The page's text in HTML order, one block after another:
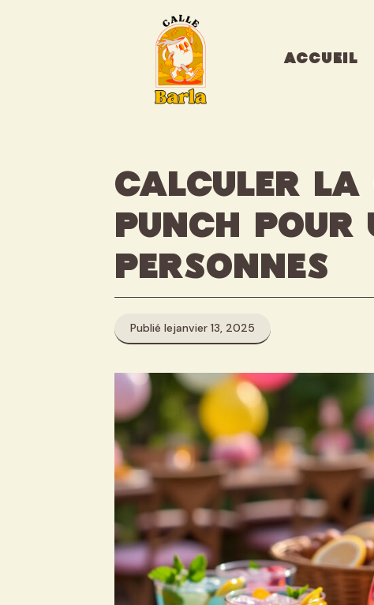
ACCUEIL
Calculer la
punch pour
personnes
Publié lejanvier 13, 2025